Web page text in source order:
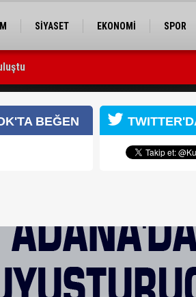
SİYASET EKONOMİ SPOR
serbest bırakıldı
BEĞEN